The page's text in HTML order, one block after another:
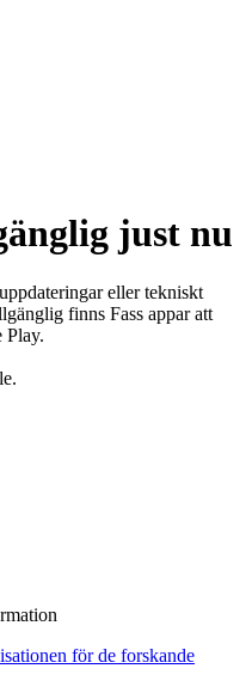
just nu
eller tekniskt
finns Fass appar att
Play.
för de forskande